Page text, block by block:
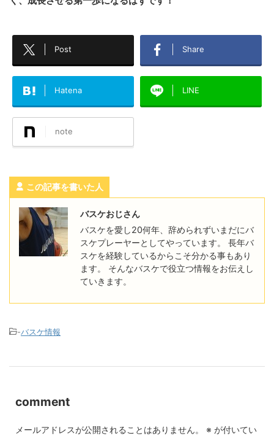
Post Share
Hatena LINE
note
この記事を書いた人
バスケおじさん
バスケを愛し20何年、辞められずいまだにバ
スケプレーヤーとしてやっています。 長年バ
スケを経験しているからこそ分かる事もあり
ます。 そんなバスケで役立つ情報をお伝えし
ていきます。
-バスケ情報
comment
メールアドレスが公開されることはありません。 ※ が付いてい